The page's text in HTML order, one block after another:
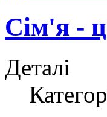
Сім'я -
Деталі